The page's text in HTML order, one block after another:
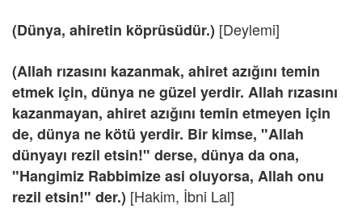
(Dünya, ahiretin köprüsüdür.) [Deylemi]
(Allah rızasını kazanmak, ahiret azığını temin
etmek için, dünya ne güzel yerdir. Allah rızasını
kazanmayan, ahiret azığını temin etmeyen için
de, dünya ne kötü yerdir. Bir kimse, "Allah
dünyayı rezil etsin!" derse, dünya da ona,
"Hangimiz Rabbimize asi oluyorsa, Allah onu
rezil etsin!" der.) [Hakim, İbni Lal]